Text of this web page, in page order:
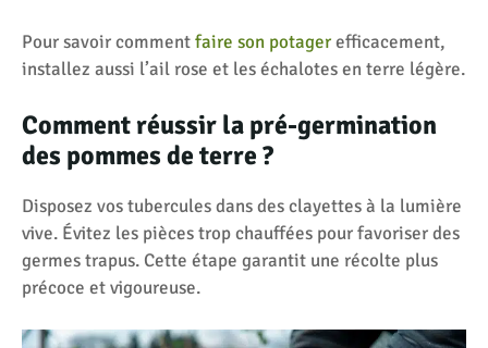
Pour savoir commentfaire son potagerefficacement,
installez aussi l’ail rose et les échalotes en terre légère.
Comment réussir la pré-germination
des pommes de terre ?
Disposez vos tubercules dans des clayettes à la lumière
vive. Évitez les pièces trop chauffées pour favoriser des
germes trapus. Cette étape garantit une récolte plus
précoce et vigoureuse.